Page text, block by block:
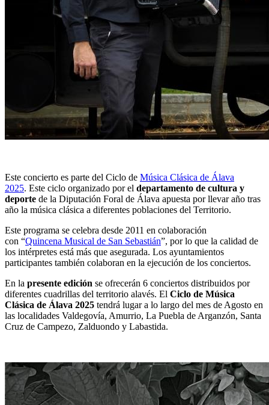
Este concierto es parte del Ciclo de Música Clásica de Álava
2025. Este ciclo organizado por el departamento de cultura y
deporte de la Diputación Foral de Álava apuesta por llevar año tras
año la música clásica a diferentes poblaciones del Territorio.
Este programa se celebra desde 2011 en colaboración
con “Quincena Musical de San Sebastián”, por lo que la calidad de
los intérpretes está más que asegurada. Los ayuntamientos
participantes también colaboran en la ejecución de los conciertos.
En la presente edición se ofrecerán 6 conciertos distribuidos por
diferentes cuadrillas del territorio alavés. El Ciclo de Música
Clásica de Álava 2025 tendrá lugar a lo largo del mes de Agosto en
las localidades Valdegovía, Amurrio, La Puebla de Arganzón, Santa
Cruz de Campezo, Zalduondo y Labastida.